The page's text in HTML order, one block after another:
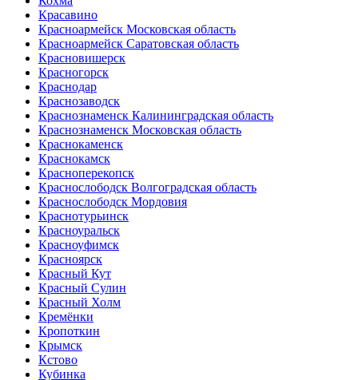
Красавино
Красноармейск Московская область
Красноармейск Саратовская область
Красновишерск
Красногорск
Краснодар
Краснозаводск
Краснознаменск Калининградская область
Краснознаменск Московская область
Краснокаменск
Краснокамск
Красноперекопск
Краснослободск Волгоградская область
Краснослободск Мордовия
Краснотурьинск
Красноуральск
Красноуфимск
Красноярск
Красный Кут
Красный Сулин
Красный Холм
Кремёнки
Кропоткин
Крымск
Кстово
Кубинка